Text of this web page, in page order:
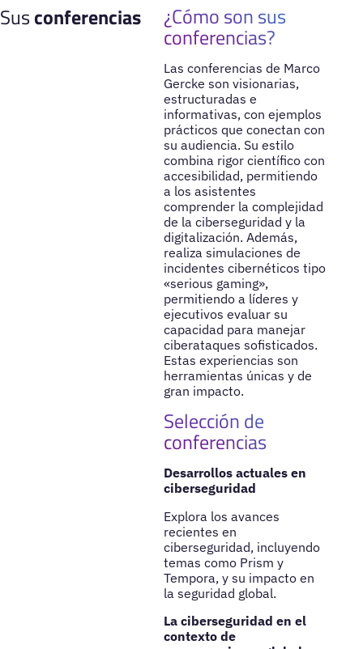
Susconferencias ¿Cómo son sus
conferencias?
Las conferencias de Marco
Gercke son visionarias,
estructuradas e
informativas, con ejemplos
prácticos que conectan con
su audiencia. Su estilo
combina rigor científico con
accesibilidad, permitiendo
a los asistentes
comprender la complejidad
de la ciberseguridad y la
digitalización. Además,
realiza simulaciones de
incidentes cibernéticos tipo
«serious gaming»,
permitiendo a líderes y
ejecutivos evaluar su
capacidad para manejar
ciberataques sofisticados.
Estas experiencias son
herramientas únicas y de
gran impacto.
Selección de
conferencias
Desarrollos actuales en
ciberseguridad
Explora los avances
recientes en
ciberseguridad, incluyendo
temas como Prism y
Tempora, y su impacto en
la seguridad global.
La ciberseguridad en el
contexto de